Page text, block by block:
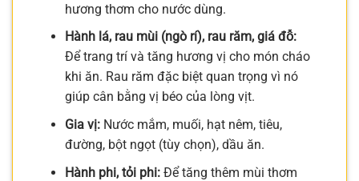
hương thơm cho nước dùng.
Hành lá, rau mùi (ngò rí), rau răm, giá đỗ:
Để trang trí và tăng hương vị cho món cháo
khi ăn. Rau răm đặc biệt quan trọng vì nó
giúp cân bằng vị béo của lòng vịt.
Gia vị:Nước mắm, muối, hạt nêm, tiêu,
đường, bột ngọt (tùy chọn), dầu ăn.
Hành phi, tỏi phi:Để tăng thêm mùi thơm